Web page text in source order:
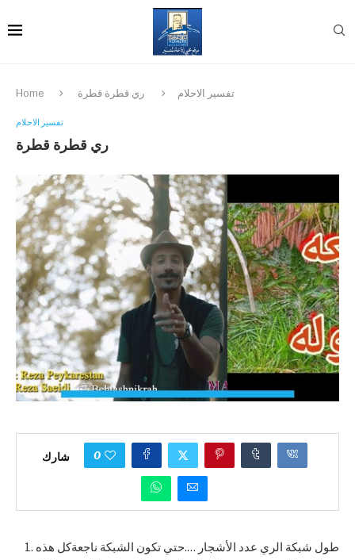
Home تفسير الاحلام ري قطرة قطرة
تفسير الاحلام
ري قطرة قطرة
شارك 0
طول شبكة الري عدد الأشجار ….حتي تكون الشبكة ناجعةكل هذه